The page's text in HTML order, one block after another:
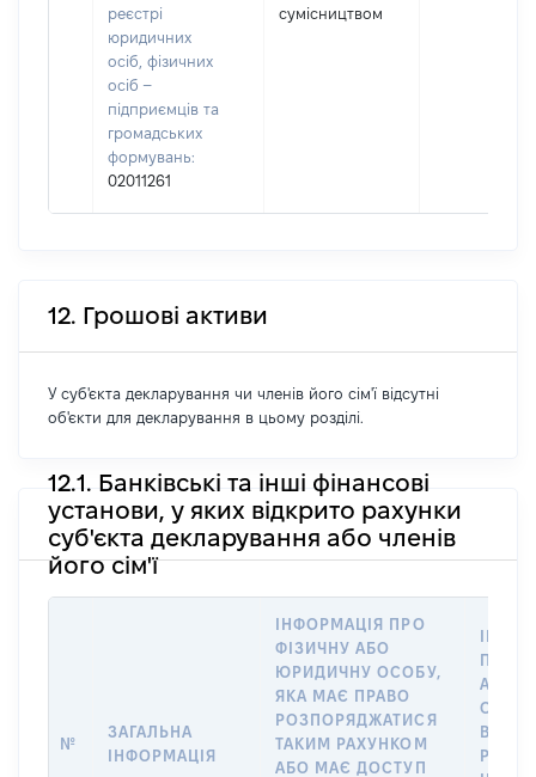
реєстрі
юридичних
осіб, фізичних
осіб –
підприємців та
громадських
формувань:
02011261
сумісництвом
12. Грошові активи
У суб'єкта декларування чи членів його сім'ї відсутні
об'єкти для декларування в цьому розділі.
12.1. Банківські та інші фінансові
установи, у яких відкрито рахунки
суб'єкта декларування або членів
його сім'ї
№
ЗАГАЛЬНА
ІНФОРМАЦІЯ
ІНФОРМАЦІЯ ПРО
ФІЗИЧНУ АБО
ЮРИДИЧНУ ОСОБУ,
ЯКА МАЄ ПРАВО
РОЗПОРЯДЖАТИСЯ
ТАКИМ РАХУНКОМ
АБО МАЄ ДОСТУП
ПРО
АБО